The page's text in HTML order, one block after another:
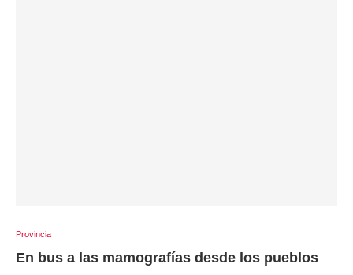
Provincia
En bus a las mamografías desde los pueblos